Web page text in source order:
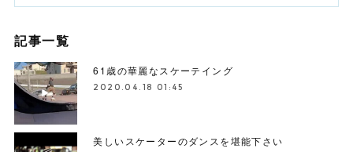
記事一覧
61歳の華麗なスケーテイング
2020.04.18 01:45
美しいスケーターのダンスを堪能下さい